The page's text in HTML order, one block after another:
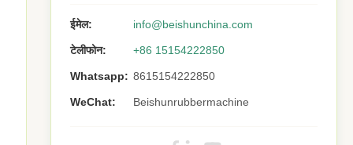
ईमेल: info@beishunchina.com
टेलीफोन: +86 15154222850
Whatsapp: 8615154222850
WeChat: Beishunrubbermachine